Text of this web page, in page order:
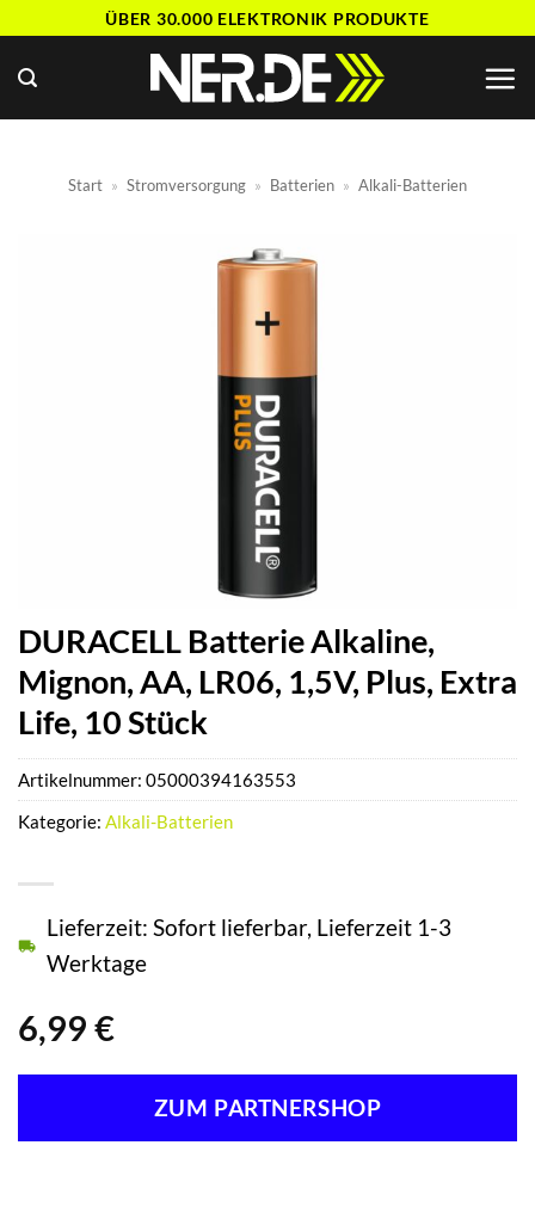
springen
ÜBER 30.000 ELEKTRONIK PRODUKTE
Start » Stromversorgung » Batterien » Alkali-Batterien
DURACELL Batterie Alkaline,
Mignon, AA, LR06, 1,5V, Plus, Extra
Life, 10 Stück
6,99 €
Lieferzeit: Sofort lieferbar, Lieferzeit 1-3
Werktage
ZUM PARTNERSHOP
Artikelnummer: 05000394163553
Kategorie: Alkali-Batterien